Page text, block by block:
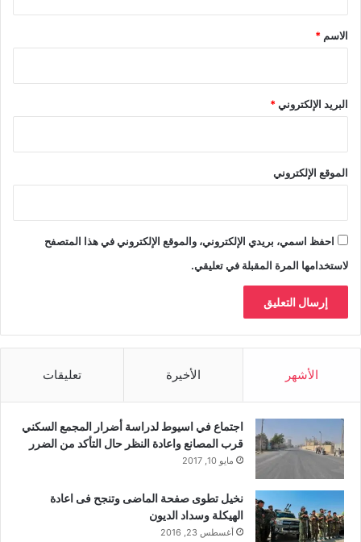
*
الاسم *
البريد الإلكتروني*
الموقع الإلكتروني
احفظ اسمي، بريدي الإلكتروني، والموقع الإلكتروني في هذا المتصفح
لاستخدامها المرة المقبلة في تعليقي.
الأشهر الأخيرة تعليقات
اجتماع في اسيوط لدراسة أضرار المجمع السكني
قرب المصانع واعادة النظر حال التأكد من الضرر
مايو 10, 2017
نخيل تطوى صفحة الماضى وتنجح فى اعادة
الهيكلة وسداد الديون
أغسطس 23, 2016